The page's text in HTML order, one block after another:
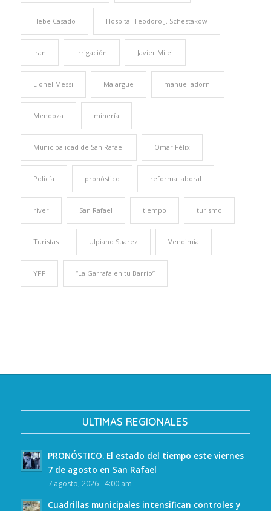
Hebe Casado Hospital Teodoro J. Schestakow
Iran Irrigación Javier Milei
Lionel Messi Malargüe manuel adorni
Mendoza minería
Municipalidad de San Rafael Omar Félix
Policía pronóstico reforma laboral
river San Rafael tiempo turismo
Turistas Ulpiano Suarez Vendimia
YPF “La Garrafa en tu Barrio”
ULTIMAS REGIONALES
PRONÓSTICO. El estado del tiempo este viernes
7 de agosto en San Rafael
7 agosto, 2026 - 4:00 am
Cuadrillas municipales intensifican controles y